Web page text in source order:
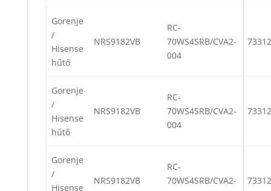
Gorenje
/
Hisense
hűtő
NRS9182VB
RC-
70WS4SRB/CVA2-
004
Gorenje
/
Hisense
hűtő
NRS9182VB
RC-
70WS4SRB/CVA2-
004
Gorenje
/
Hisense
NRS9182VB
RC-
70WS4SRB/CVA2-